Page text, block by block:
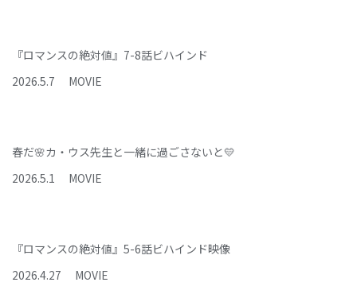
『ロマンスの絶対値』7-8話ビハインド
2026.5.7 MOVIE
春だ🌸カ・ウス先生と一緒に過ごさないと💛
2026.5.1 MOVIE
『ロマンスの絶対値』5-6話ビハインド映像
2026.4.27 MOVIE